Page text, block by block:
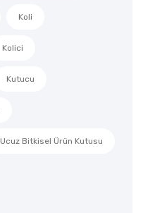
Koli
Kolici
Kutucu
Ucuz Bitkisel Ürün Kutusu